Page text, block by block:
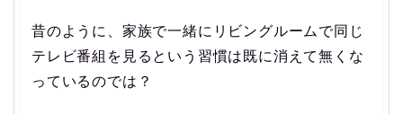
昔のように、家族で一緒にリビングルームで同じ
テレビ番組を見るという習慣は既に消えて無くな
っているのでは？